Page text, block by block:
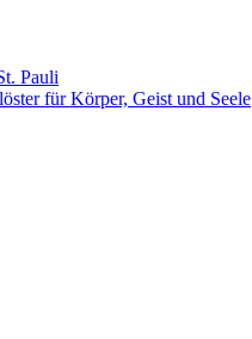
Pauli
für Körper, Geist und Seele